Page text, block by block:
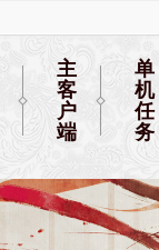
主
客
户
端
单
机
任
务